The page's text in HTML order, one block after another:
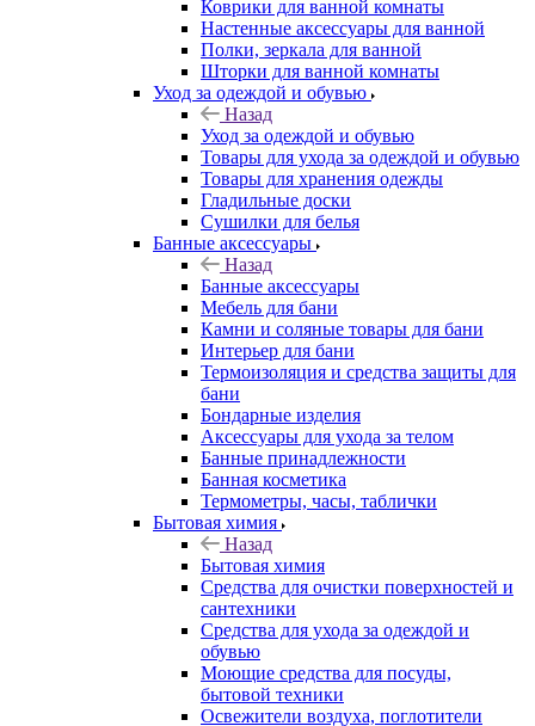
Коврики для ванной комнаты
Настенные аксессуары для ванной
Полки, зеркала для ванной
Шторки для ванной комнаты
Уход за одеждой и обувью
Назад
Уход за одеждой и обувью
Товары для ухода за одеждой и обувью
Товары для хранения одежды
Гладильные доски
Сушилки для белья
Банные аксессуары
Назад
Банные аксессуары
Мебель для бани
Камни и соляные товары для бани
Интерьер для бани
Термоизоляция и средства защиты для
бани
Бондарные изделия
Аксеcсуары для ухода за телом
Банные принадлежности
Банная косметика
Термометры, часы, таблички
Бытовая химия
Назад
Бытовая химия
Средства для очистки поверхностей и
сантехники
Средства для ухода за одеждой и
обувью
Моющие средства для посуды,
бытовой техники
Освежители воздуха, поглотители